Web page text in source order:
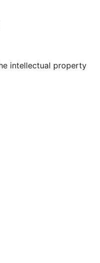
mūsų Tumblr paskyroje
intellectual property